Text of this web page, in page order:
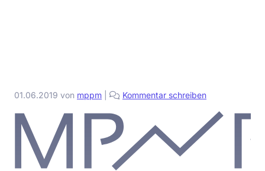
01.06.2019 von mppm Kommentar schreiben